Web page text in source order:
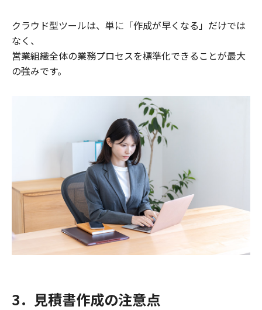
クラウド型ツールは、単に「作成が早くなる」だけでは
なく、
営業組織全体の業務プロセスを標準化できることが最大
の強みです。
3．見積書作成の注意点